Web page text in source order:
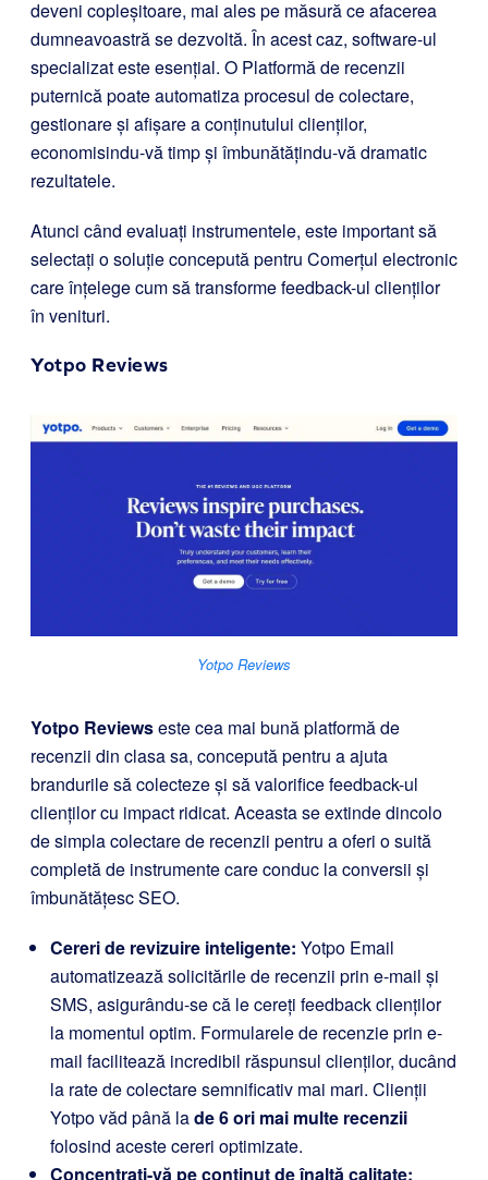
deveni copleșitoare, mai ales pe măsură ce afacerea
dumneavoastră se dezvoltă. În acest caz, software-ul
specializat este esențial. O Platformă de recenzii
puternică poate automatiza procesul de colectare,
gestionare și afișare a conținutului clienților,
economisindu-vă timp și îmbunătățindu-vă dramatic
rezultatele.
Atunci când evaluați instrumentele, este important să
selectați o soluție concepută pentru Comerțul electronic
care înțelege cum să transforme feedback-ul clienților
în venituri.
Yotpo Reviews
Yotpo Reviews
Yotpo Reviewseste cea mai bună platformă de
recenzii din clasa sa, concepută pentru a ajuta
brandurile să colecteze și să valorifice feedback-ul
clienților cu impact ridicat. Aceasta se extinde dincolo
de simpla colectare de recenzii pentru a oferi o suită
completă de instrumente care conduc la conversii și
îmbunătățesc SEO.
Cereri de revizuire inteligente: Yotpo Email
automatizează solicitările de recenzii prin e-mail și
SMS, asigurându-se că le cereți feedback clienților
la momentul optim. Formularele de recenzie prin e-
mail facilitează incredibil răspunsul clienților, ducând
la rate de colectare semnificativ mai mari. Clienții
Yotpo văd până lade 6 ori mai multe recenzii
folosind aceste cereri optimizate.
Concentrați-vă pe conținut de înaltă calitate: